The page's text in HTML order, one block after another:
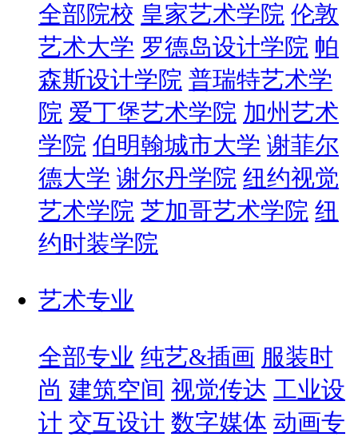
全部院校 皇家艺术学院 伦敦
艺术大学 罗德岛设计学院 帕
森斯设计学院 普瑞特艺术学
院 爱丁堡艺术学院 加州艺术
学院 伯明翰城市大学 谢菲尔
德大学 谢尔丹学院 纽约视觉
艺术学院 芝加哥艺术学院 纽
约时装学院
艺术专业
全部专业 纯艺&插画 服装时
尚 建筑空间 视觉传达 工业设
计 交互设计 数字媒体 动画专